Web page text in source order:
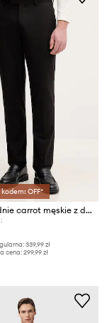
OFF*
Sisley spodnie carrot męskie z domieszką wełny
339,99 zł
cena:299,99 zł